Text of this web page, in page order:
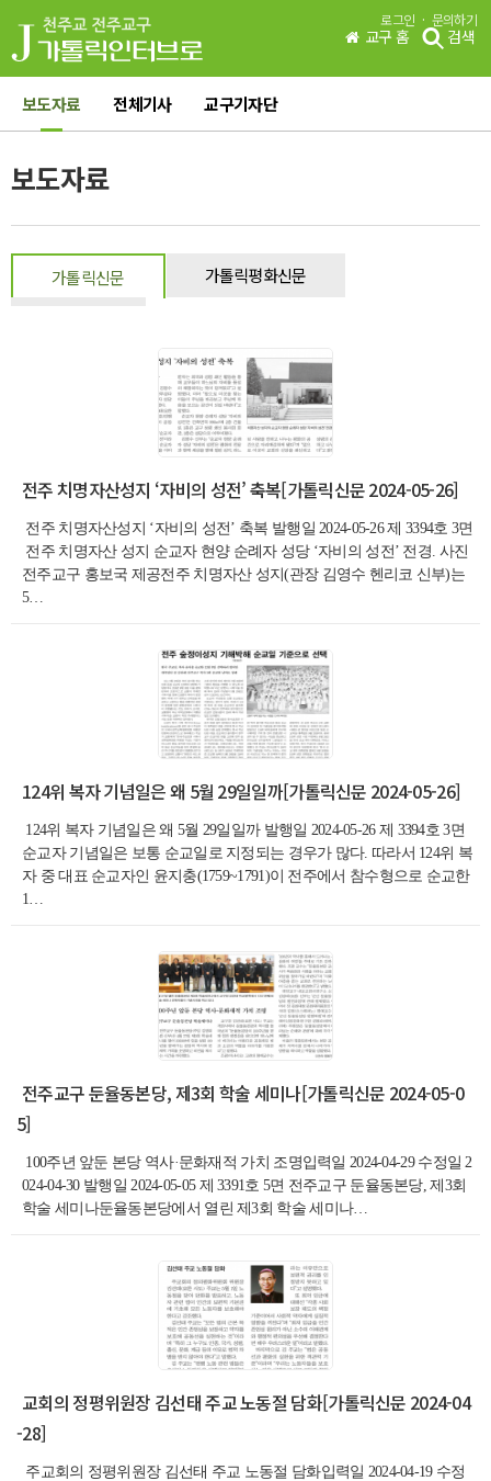
로그인 · 문의하기
교구 홈 검색
보도자료 전체기사 교구기자단
보도자료
가톨릭신문
가톨릭평화신문
전주 치명자산성지 ‘자비의 성전’ 축복[가톨릭신문 2024-05-26]
전주 치명자산성지 ‘자비의 성전’ 축복 발행일 2024-05-26 제 3394호 3면​
전주 치명자산 성지 순교자 현양 순례자 성당 ‘자비의 성전’ 전경. 사진
전주교구 홍보국 제공전주 치명자산 성지(관장 김영수 헨리코 신부)는
5…
124위 복자 기념일은 왜 5월 29일일까[가톨릭신문 2024-05-26]
124위 복자 기념일은 왜 5월 29일일까 발행일 2024-05-26 제 3394호 3면​
순교자 기념일은 보통 순교일로 지정되는 경우가 많다. 따라서 124위 복
자 중 대표 순교자인 윤지충(1759~1791)이 전주에서 참수형으로 순교한
1…
전주교구 둔율동본당, 제3회 학술 세미나[가톨릭신문 2024-05-0
5]
100주년 앞둔 본당 역사·문화재적 가치 조명입력일 2024-04-29 수정일 2
024-04-30 발행일 2024-05-05 제 3391호 5면 전주교구 둔율동본당, 제3회
학술 세미나둔율동본당에서 열린 제3회 학술 세미나…
교회의 정평위원장 김선태 주교 노동절 담화[가톨릭신문 2024-04
-28]
주교회의 정평위원장 김선태 주교 노동절 담화입력일 2024-04-19 수정